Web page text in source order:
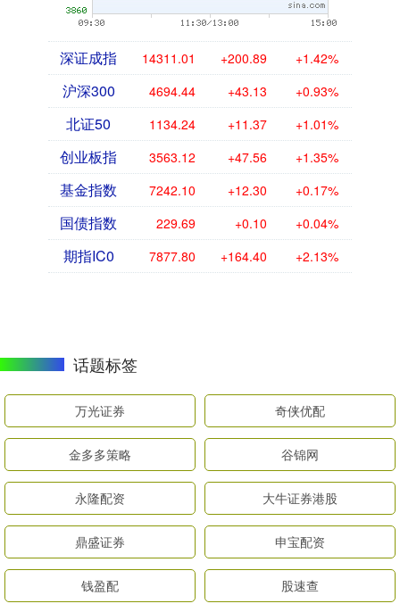
深证成指 14311.01 +200.89 +1.42%
沪深300 4694.44 +43.13 +0.93%
北证50 1134.24 +11.37 +1.01%
创业板指 3563.12 +47.56 +1.35%
基金指数 7242.10 +12.30 +0.17%
国债指数 229.69 +0.10 +0.04%
期指IC0 7877.80 +164.40 +2.13%
话题标签
万光证券 奇侠优配
金多多策略 谷锦网
永隆配资 大牛证券港股
鼎盛证券 申宝配资
钱盈配 股速查